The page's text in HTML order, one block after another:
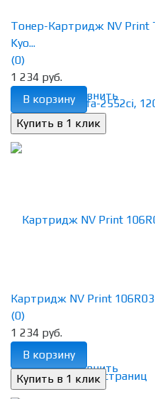
избранное сравнить
Тонер-Картридж NV Print
Kyo...
(0)
1 234 руб.
В корзину
избранное сравнить
Картридж NV Print
(0)
1 234 руб.
В корзину